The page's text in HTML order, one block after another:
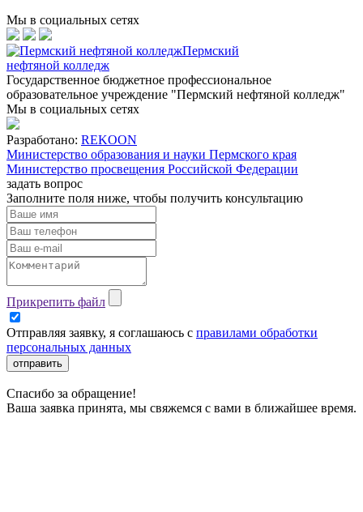
Мы в социальных сетях
Пермский
нефтяной колледж
Государственное бюджетное профессиональное
образовательное учреждение "Пермский нефтяной колледж"
Мы в социальных сетях
Разработано: REKOON
Министерство образования и науки Пермского края
Министерство просвещения Российской Федерации
задать вопрос
Заполните поля ниже, чтобы получить консультацию
Прикрепить файл
Отправляя заявку, я соглашаюсь с правилами обработки
персональных данных
отправить
Спасибо за обращение!
Ваша заявка принята, мы свяжемся с вами в ближайшее время.